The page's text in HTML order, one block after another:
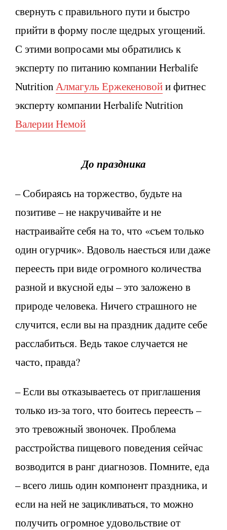
свернуть с правильного пути и быстро
прийти в форму после щедрых угощений.
С этими вопросами мы обратились к
эксперту по питанию компании Herbalife
NutritionАлмагуль Ержекеновойи фитнес
эксперту компании Herbalife Nutrition
Валерии Немой
До праздника
– Собираясь на торжество, будьте на
позитиве – не накручивайте и не
настраивайте себя на то, что «съем только
один огурчик». Вдоволь наесться или даже
переесть при виде огромного количества
разной и вкусной еды – это заложено в
природе человека. Ничего страшного не
случится, если вы на праздник дадите себе
расслабиться. Ведь такое случается не
часто, правда?
– Если вы отказываетесь от приглашения
только из-за того, что боитесь переесть –
это тревожный звоночек. Проблема
расстройства пищевого поведения сейчас
возводится в ранг диагнозов. Помните, еда
– всего лишь один компонент праздника, и
если на ней не зацикливаться, то можно
получить огромное удовольствие от